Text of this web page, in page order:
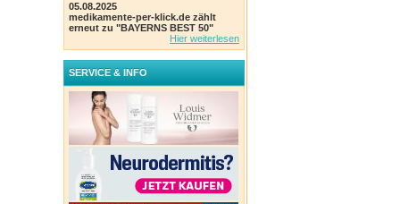
05.08.2025
medikamente-per-klick.de zählt
erneut zu "BAYERNS BEST 50"
Hier weiterlesen
SERVICE & INFO